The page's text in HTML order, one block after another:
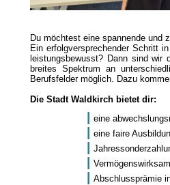
Du möchtest eine spannende und
Ein erfolgversprechender Schritt
leistungsbewusst? Dann sind
breites Spektrum an
Berufsfelder möglich. Dazu
Die Stadt Waldkirch bietet dir:
eine
eine faire
Abschlussprämie